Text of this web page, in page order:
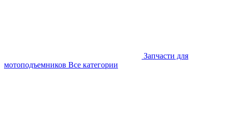
Запчасти для
мотоподъемников Все категории